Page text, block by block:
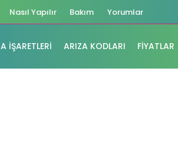
Nasıl Yapılır Bakım Yorumlar
İŞARETLERI ARIZA KODLARI FIYATLAR